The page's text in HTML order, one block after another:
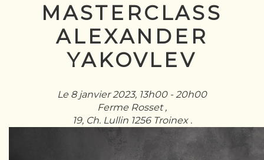
MASTERCLASS
ALEXANDER
YAKOVLEV
Le 8 janvier 2023, 13h00 - 20h00
Ferme Rosset ,
19, Ch. Lullin 1256 Troinex .